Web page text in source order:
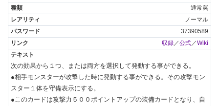
通常罠
ノーマル
37390589
収録 ／公式 ／Wiki
次の効果から１つ、または両方を選択して発動する事ができる。
●相手モンスターが攻撃した時に発動する事ができる。その攻撃モン
スター１体を守備表示にする。
●このカードは攻撃力５００ポイントアップの装備カードとなり、自